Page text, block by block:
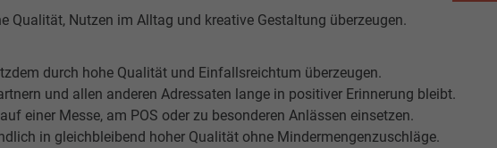
Nutzen im Alltag und kreative Gestaltung überzeugen.
durch hohe Qualität und Einfallsreichtum überzeugen.
und allen anderen Adressaten lange in positiver Erinnerung bleibt.
einer Messe, am POS oder zu besonderen Anlässen einsetzen.
in gleichbleibend hoher Qualität ohne Mindermengenzuschläge.